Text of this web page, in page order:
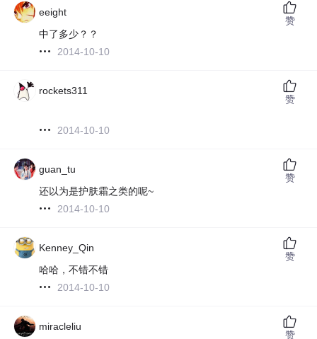
eeight
中了多少？？
2014-10-10
赞
rockets311
2014-10-10
赞
guan_tu
还以为是护肤霜之类的呢~
2014-10-10
赞
Kenney_Qin
哈哈，不错不错
2014-10-10
赞
miracleliu
赞